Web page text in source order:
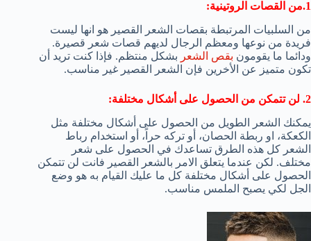
1.من القصات الروتينية:
من السلبيات المرتبطة بقصات الشعر القصير هو انها ليست
فريدة من نوعها ومعظم الرجال لديهم قصات شعر قصيرة.
ودائما ما يقومون بقص الشعر بشكل منتظم. فإذا كنت تريد أن
تكون متميز عن الأخرين فإن الشعر القصير غير مناسب.
2. لن تتمكن من الحصول على أشكال مختلفة:
يمكنك الشعر الطويل من الحصول على أشكال مختلفة مثل
الكعكة، او ربطة الحصان، أو تركه حراً، أو استخدام رباط
الشعر كل هذه الطرق تساعدك في الحصول على شعر
مختلف. لكن عندما يتعلق الامر بالشعر القصير فانت لن تتمكن
الحصول على أشكال مختلفة كل ما عليك القيام به هو وضع
الجل لكي يصبح الملمس مناسب.